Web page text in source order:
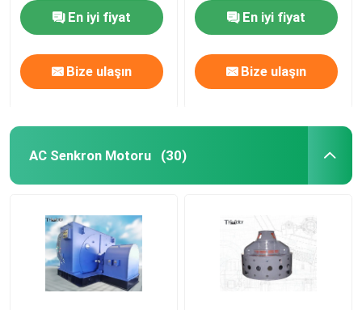
Ürün:% s
Fabrika turu
En iyi fiyat
Bize ulaşın
En iyi fiyat
Bize ulaşın
AC Senkron Motoru (30)